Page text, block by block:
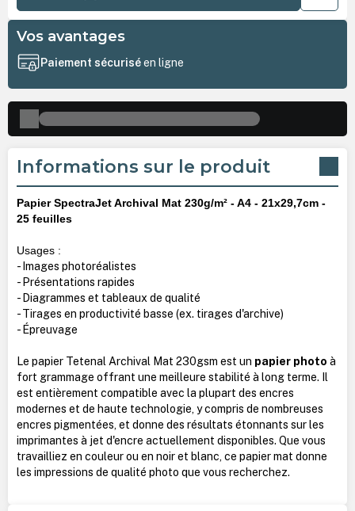
Vos avantages
Paiement sécuriséen ligne
Informations sur le produit
Papier SpectraJet Archival Mat 230g/m² - A4 - 21x29,7cm -
25 feuilles
Usages :
- Images photoréalistes
- Présentations rapides
- Diagrammes et tableaux de qualité
- Tirages en productivité basse (ex. tirages d'archive)
- Épreuvage
Le papier Tetenal Archival Mat 230gsm est un papier photo à
fort grammage offrant une meilleure stabilité à long terme. Il
est entièrement compatible avec la plupart des encres
modernes et de haute technologie, y compris de nombreuses
encres pigmentées, et donne des résultats étonnants sur les
imprimantes à jet d'encre actuellement disponibles. Que vous
travailliez en couleur ou en noir et blanc, ce papier mat donne
les impressions de qualité photo que vous recherchez.